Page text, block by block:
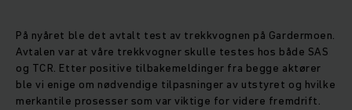
På nyåret ble det avtalt test av trekkvognen på Gardermoen.
Avtalen var at våre trekkvogner skulle testes hos både SAS
og TCR. Etter positive tilbakemeldinger fra begge aktører
ble vi enige om nødvendige tilpasninger av utstyret og hvilke
merkantile prosesser som var viktige for videre fremdrift.